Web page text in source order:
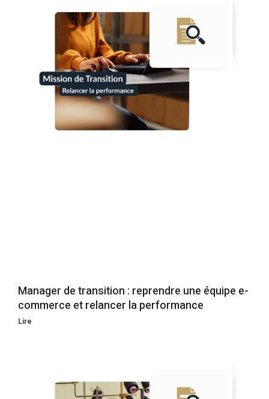
Manager de transition : reprendre une équipe e-
commerce et relancer la performance
Lire